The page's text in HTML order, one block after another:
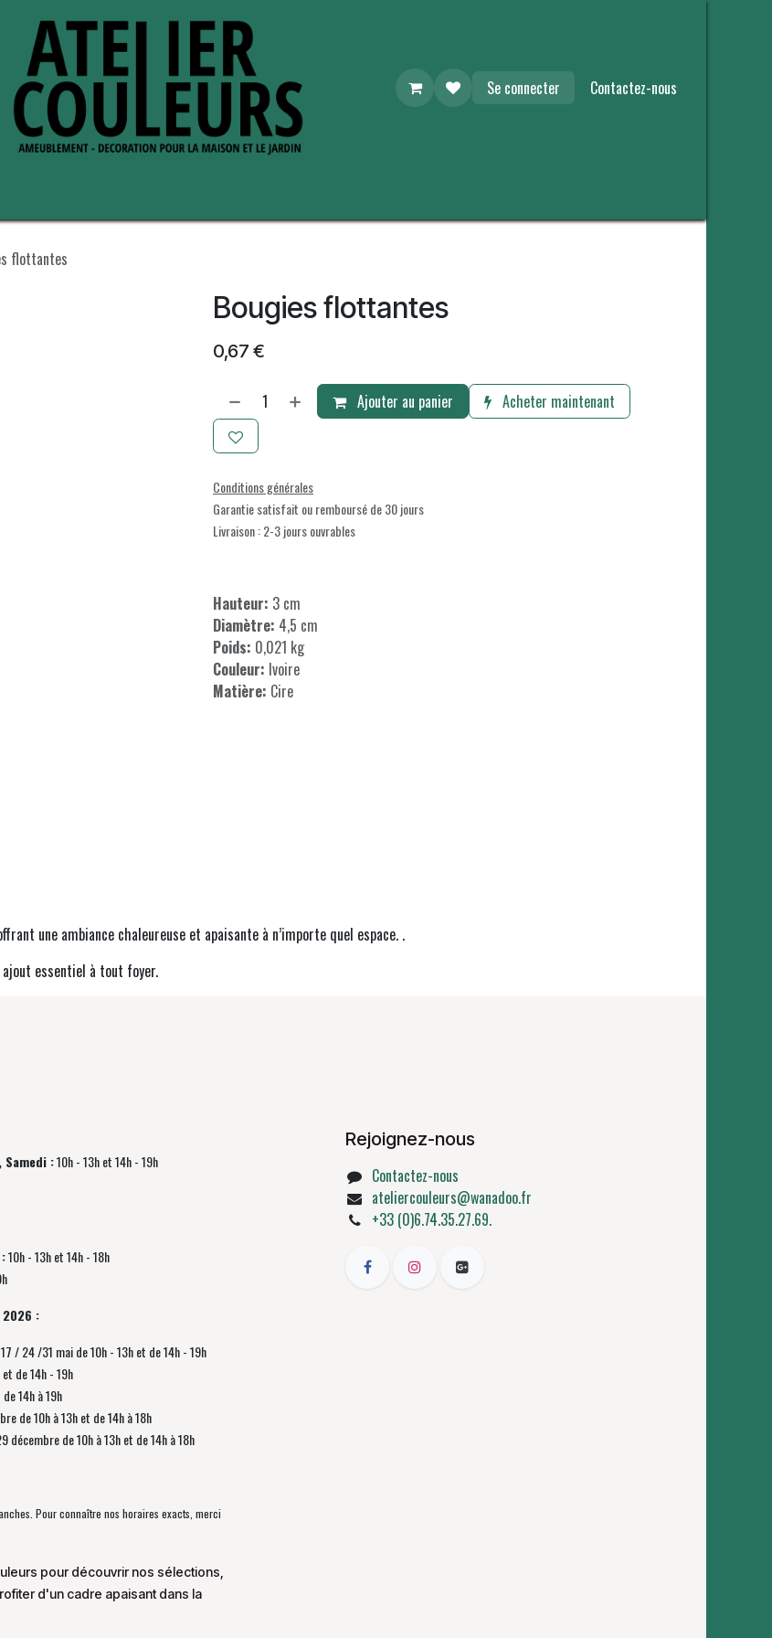
Se connecter Contactez-nous
flottantes
Bougies flottantes
0,67 €
Ajouter au panier Acheter maintenant
Conditions générales
Garantie satisfait ou remboursé de 30 jours
Livraison : 2-3 jours ouvrables
Hauteur: 3 cm
Diamètre: 4,5 cm
Poids: 0,021 kg
Couleur: Ivoire
Matière: Cire
une ambiance chaleureuse et apaisante à n’importe quel espace. .
essentiel à tout foyer.
Samedi :10h - 13h et 14h - 19h
10h - 13h et 14h - 18h
:
/ 24 /31 mai de 10h - 13h et de 14h - 19h
de 14h - 19h
14h à 19h
de10h à 13h et de 14h à 18h
décembrede10h à 13h et de 14h à 18h
Pour connaître nos horaires exacts, merci
pour découvrir nos sélections,
d'un cadre apaisant dans la
Rejoignez-nous
Contactez-nous
ateliercouleurs@wanadoo.fr
+33 (0)6.74.35.27.69.